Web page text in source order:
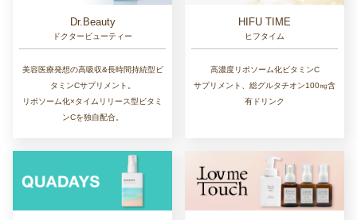
Dr.Beauty
ドクタービューティー
美容医療発想の高吸収&長時間持続型ビ
タミンCサプリメント。
リポソーム化×タイムリリース型ビタミ
ンCを独自配合。
HIFU TIME
ヒフタイム
高濃度リポソーム化ビタミンC
サプリメント、総グルタチオン100㎎含
有ドリンク